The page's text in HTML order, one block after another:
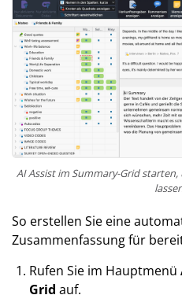
AI Assist im Summary-Grid
So erstellen Sie eine
Zusammenfassung für
Rufen Sie im Hauptmenü
Grid auf.